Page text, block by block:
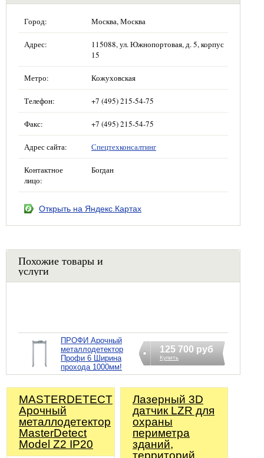
Город: Москва, Москва
Адрес:
115088, ул. Южнопортовая, д. 5, корпус
15
Метро: Кожуховская
Телефон: +7 (495) 215-54-75
Факс: +7 (495) 215-54-75
Адрес сайта: Спецтехконсалтинг
Контактное
лицо:
Богдан
Открыть на Яндекс.Картах
Похожие товары и
услуги
ПРОФИ Арочный
металлодетектор
Профи 6 Ширина
прохода 1000мм!
125 700 руб
Купить
MASTERDETECT
Арочный
металлодетектор
MasterDetect
Model Z2 IP20
Лазерный 3D
датчик LZR для
охраны
периметра
зданий,
территорий